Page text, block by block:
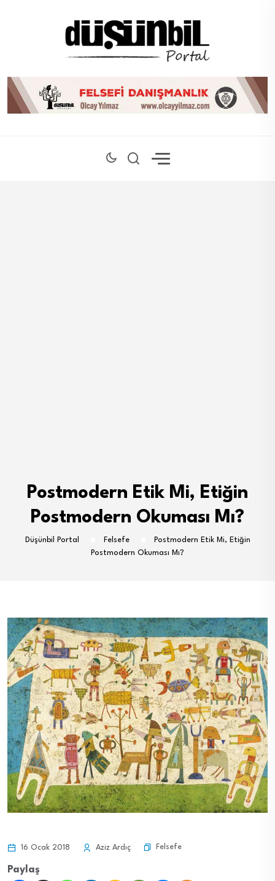
Postmodern Etik Mi, Etiğin
Postmodern Okuması Mı?
Düşünbil Portal Felsefe
Postmodern Etik Mi, Etiğin
Postmodern Okuması Mı?
16 Ocak 2018 Aziz Ardıç Felsefe
Paylaş